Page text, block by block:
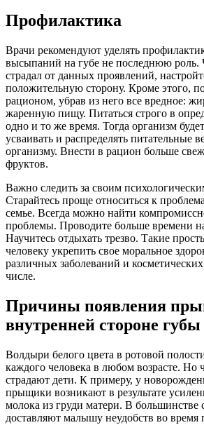
Профилактика
Врачи рекомендуют уделять
высыпаний на губе не последнюю роль.
страдал от данных проявлений,
положительную сторону. Кроме этого,
рационом, убрав из него все вредное:
жаренную пищу. Питаться строго в
одно и то же время. Тогда организм
усваивать и распределять питательные
организму. Внести в рацион больше
фруктов.
Важно следить за своим
Старайтесь проще относиться к
семье. Всегда можно найти
проблемы. Проводите больше времени
Научитесь отдыхать трезво. Такие
человеку укрепить свое моральное
различных заболеваний и
числе.
Причины появления
внутренней стороне губы
Волдыри белого цвета в ротовой
каждого человека в любом возрасте. Но
страдают дети. К примеру, у
прыщики возникают в результате
молока из груди матери. В большинстве
доставляют малышу неудобств во время